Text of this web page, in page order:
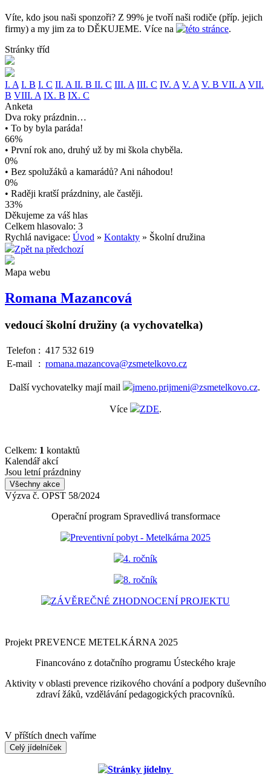
Víte, kdo jsou naši sponzoři? Z 99% je tvoří naši rodiče (příp. jejich
firmy) a my jim za to DĚKUJEME. Více na
této stránce.
Stránky tříd
I. A I. B I. C II. A II. B II. C III. A III. C IV. A V. A V. B VII. A VII.
B VIII. A IX. B IX. C
Anketa
Dva roky prázdnin…
• To by byla paráda!
66%
• První rok ano, druhý už by mi škola chyběla.
0%
• Bez spolužáků a kamarádů? Ani náhodou!
0%
• Raději kratší prázdniny, ale častěji.
33%
Děkujeme za váš hlas
Celkem hlasovalo: 3
Rychlá navigace: Úvod » Kontakty » Školní družina
Zpět na předchozí
Mapa webu
Romana Mazancová
vedoucí školní družiny (a vychovatelka)
Telefon : 417 532 619
E-mail
: romana.mazancova@zsmetelkovo.cz
Další vychovatelky mají mail jmeno.prijmeni@zsmetelkovo.cz.
Více ZDE.
Celkem: 1 kontaktů
Kalendář akcí
Jsou letní prázdniny
Všechny akce
Výzva č. OPST 58/2024
Operační program Spravedlivá transformace
Preventivní pobyt - Metelkárna 2025
4. ročník
8. ročník
ZÁVĚREČNÉ ZHODNOCENÍ PROJEKTU
Projekt PREVENCE METELKÁRNA 2025
Financováno z dotačního programu Ústeckého kraje
Aktivity v oblasti prevence rizikového chování a podpory duševního
zdraví žáků, vzdělávání pedagogických pracovníků.
V příštích dnech vaříme
Celý jídelníček
Stránky jídelny